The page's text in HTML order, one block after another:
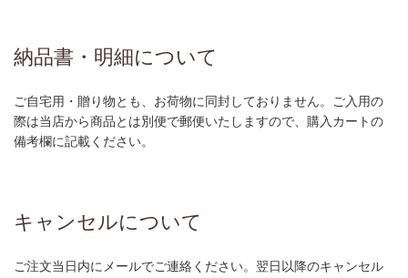
納品書・明細について
ご自宅用・贈り物とも、お荷物に同封しておりません。ご入用の
際は当店から商品とは別便で郵便いたしますので、購入カートの
備考欄に記載ください。
キャンセルについて
ご注文当日内にメールでご連絡ください。翌日以降のキャンセル